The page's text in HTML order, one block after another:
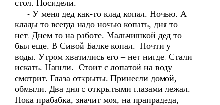
стол. Посидели.
- У меня дед как-то клад копал. Ночью. А
клады то всегда надо ночью копать, дня то
нет. Днем то на работе. Мальчишкой дед то
был еще. В Сивой Балке копал. Почти у
воды. Утром хватились его – нет нигде. Стали
искать. Нашли. Стоит с лопатой на воду
смотрит. Глаза открыты. Принесли домой,
обмыли. Два дня с открытыми глазами лежал.
Пока прабабка, значит моя, на прапрадеда,